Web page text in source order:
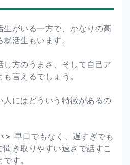
がいる一方で、かなりの高
活生もいます。
方のうまさ、そして自己ア
言えるでしょう。
にはどういう特徴があるの
＞ 早口でもなく、遅すぎでも
き取りやすい速さで話すこ
す。